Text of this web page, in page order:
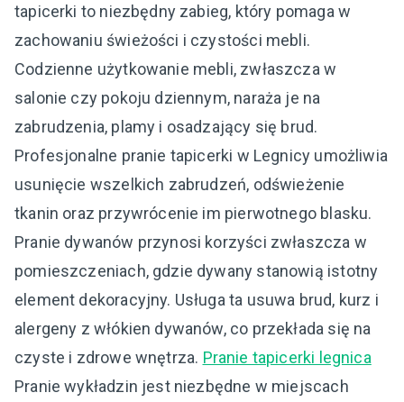
tapicerki to niezbędny zabieg, który pomaga w
zachowaniu świeżości i czystości mebli.
Codzienne użytkowanie mebli, zwłaszcza w
salonie czy pokoju dziennym, naraża je na
zabrudzenia, plamy i osadzający się brud.
Profesjonalne pranie tapicerki w Legnicy umożliwia
usunięcie wszelkich zabrudzeń, odświeżenie
tkanin oraz przywrócenie im pierwotnego blasku.
Pranie dywanów przynosi korzyści zwłaszcza w
pomieszczeniach, gdzie dywany stanowią istotny
element dekoracyjny. Usługa ta usuwa brud, kurz i
alergeny z włókien dywanów, co przekłada się na
czyste i zdrowe wnętrza. Pranie tapicerki legnica
Pranie wykładzin jest niezbędne w miejscach